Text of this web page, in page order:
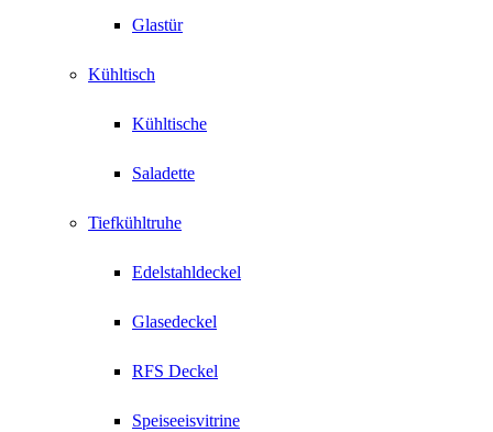
Glastür
Kühltisch
Kühltische
Saladette
Tiefkühltruhe
Edelstahldeckel
Glasedeckel
RFS Deckel
Speiseeisvitrine